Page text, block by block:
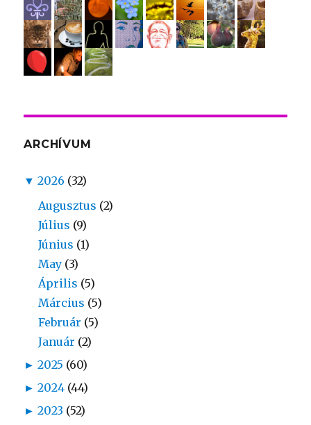
ARCHÍVUM
▼ 2026 (32)
Augusztus (2)
Július (9)
Június (1)
May (3)
Április (5)
Március (5)
Február (5)
Január (2)
► 2025 (60)
► 2024 (44)
► 2023 (52)